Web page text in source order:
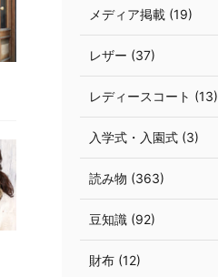
メディア掲載 (19)
レザー (37)
レディースコート (13)
入学式・入園式 (3)
読み物 (363)
豆知識 (92)
財布 (12)